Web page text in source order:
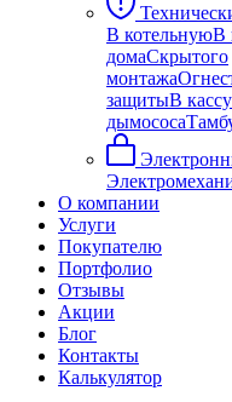
В котельнуюВ
домаСкрытого
монтажа
защитыВ кассу
дымососа
О компании
Услуги
Покупателю
Портфолио
Отзывы
Акции
Блог
Контакты
Калькулятор